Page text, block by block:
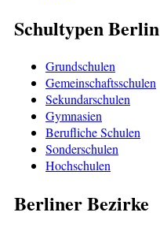
Schultypen Berlin
Grundschulen
Gemeinschaftsschulen
Sekundarschulen
Gymnasien
Berufliche Schulen
Sonderschulen
Hochschulen
Berliner Bezirke